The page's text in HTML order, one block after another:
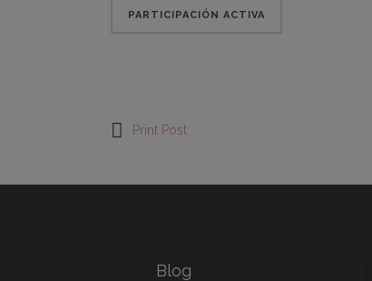
PARTICIPACIÓN ACTIVA
Print Post
Blog